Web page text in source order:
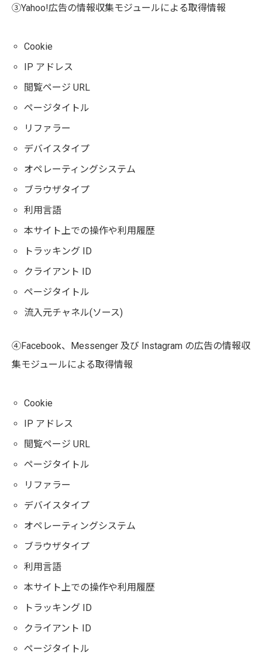
③Yahoo!広告の情報収集モジュールによる取得情報
Cookie
IP アドレス
閲覧ページ URL
ページタイトル
リファラー
デバイスタイプ
オペレーティングシステム
ブラウザタイプ
利用言語
本サイト上での操作や利用履歴
トラッキング ID
クライアント ID
ページタイトル
流入元チャネル(ソース)
④Facebook、Messenger 及び Instagram の広告の情報収
集モジュールによる取得情報
Cookie
IP アドレス
閲覧ページ URL
ページタイトル
リファラー
デバイスタイプ
オペレーティングシステム
ブラウザタイプ
利用言語
本サイト上での操作や利用履歴
トラッキング ID
クライアント ID
ページタイトル